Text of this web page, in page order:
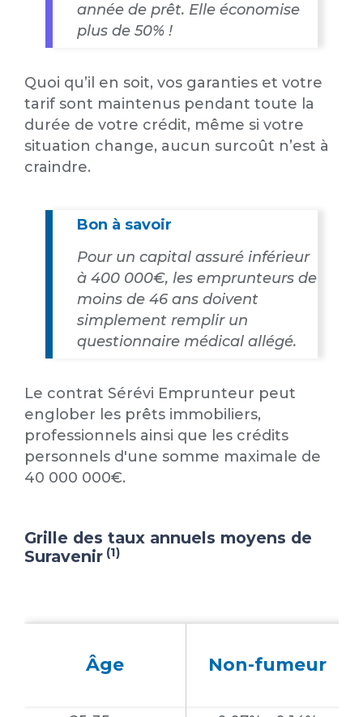
année de prêt. Elle économise
plus de 50% !
Quoi qu’il en soit, vos garanties et votre
tarif sont maintenus pendant toute la
durée de votre crédit, même si votre
situation change, aucun surcoût n’est à
craindre.
Bon à savoir
Pour un capital assuré inférieur
à 400 000€, les emprunteurs de
moins de 46 ans doivent
simplement remplir un
questionnaire médical allégé.
Le contrat Sérévi Emprunteur peut
englober les prêts immobiliers,
professionnels ainsi que les crédits
personnels d'une somme maximale de
40 000 000€.
Grille des taux annuels moyens de
Suravenir (1)
Âge Non-fumeur